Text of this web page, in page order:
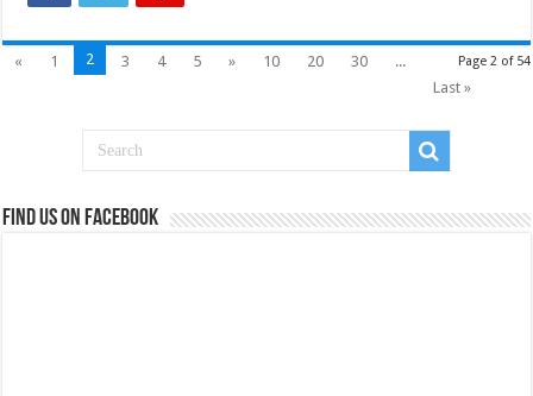
Page 2 of 54
« 1 2 3 4 5 » 10 20 30
...
Last »
Find us on Facebook